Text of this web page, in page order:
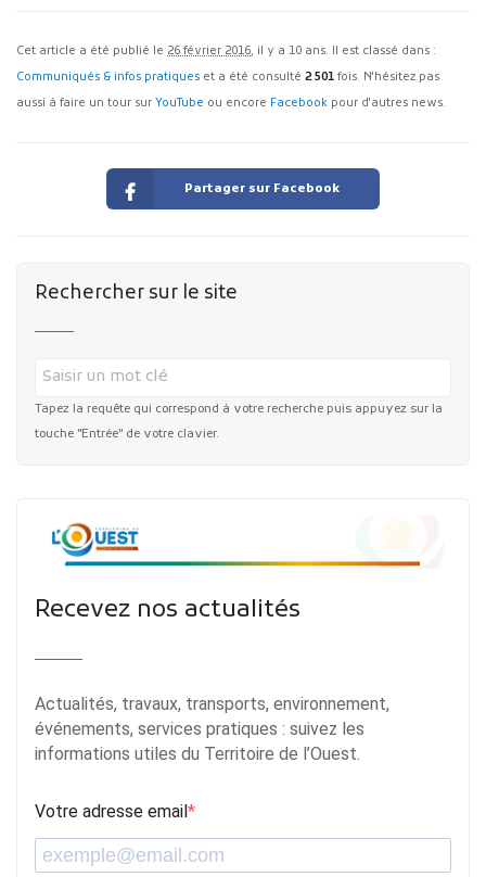
Cet article a été publié le 26 février 2016, il y a 10 ans. Il est classé dans :
Communiqués & infos pratiques et a été consulté 2 501 fois. N'hésitez pas
aussi à faire un tour sur YouTube ou encore Facebook pour d'autres news.
Partager sur Facebook
Rechercher sur le site
Tapez la requête qui correspond à votre recherche puis appuyez sur la
touche "Entrée" de votre clavier.
Recevez nos actualités
Actualités, travaux, transports, environnement,
événements, services pratiques : suivez les
informations utiles du Territoire de l’Ouest.
Votre adresse email